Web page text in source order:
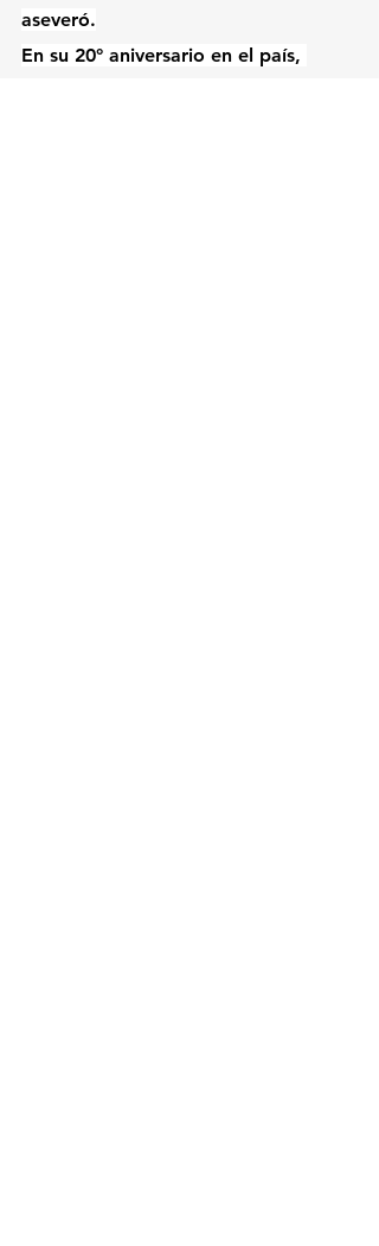
aseveró.
En su 20° aniversario en el país,